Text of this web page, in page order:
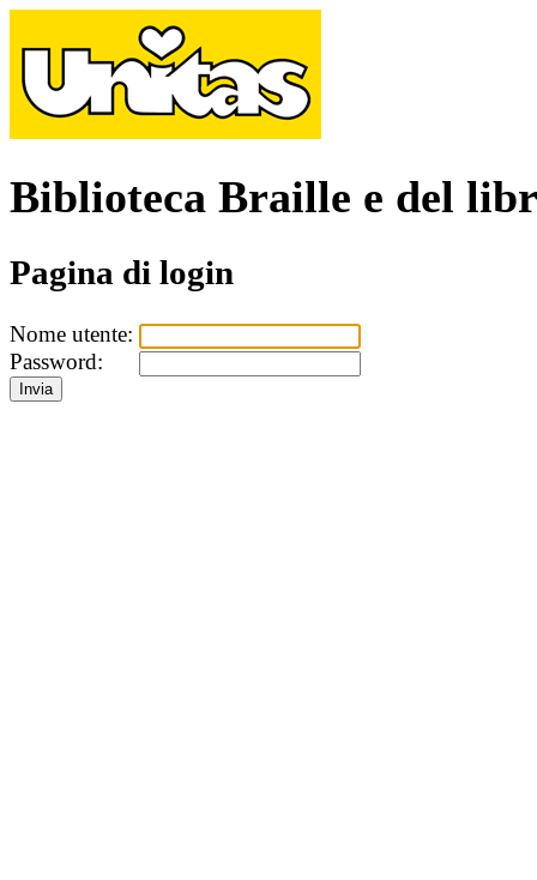
Biblioteca Braille e del
Pagina di login
Nome utente:
Password: